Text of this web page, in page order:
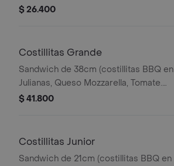
Lechuga y Salsa de Ajo).
$ 26.400
Costillitas Grande
Sandwich de 38cm (costillitas BBQ en
Julianas, Queso Mozzarella, Tomate.
Salsa Bbq, Lechuga y Salsa de Ajo.)
$ 41.800
Costillitas Junior
Sandwich de 21cm (costillitas BBQ en